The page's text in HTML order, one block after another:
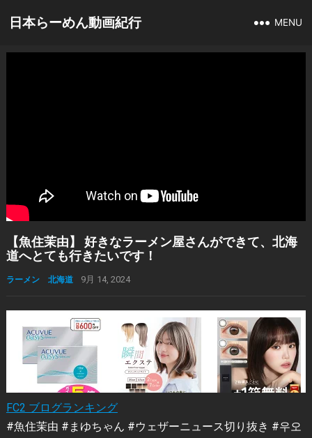
日本らーめん動画紀行 MENU
【魚住茉由】 好きなラーメン屋さんができて、北海
道へとても行きたいです！
ラーメン 北海道 9月 14, 2024
FC2 ブログランキング
#魚住茉由 #まゆちゃん #ウェザーニュース切り抜き #우오